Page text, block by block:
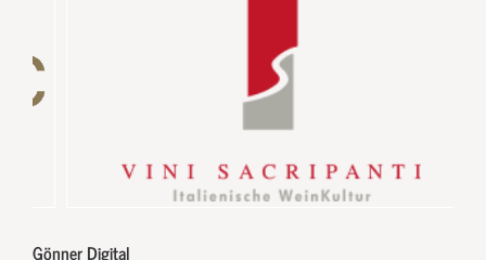
Gönner Digital